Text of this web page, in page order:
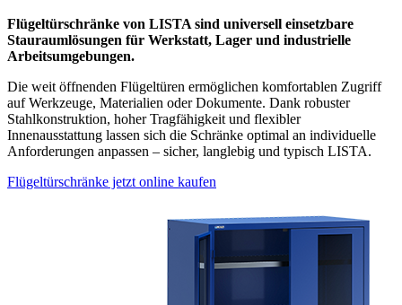
Flügeltürschränke von LISTA sind universell einsetzbare
Stauraumlösungen für Werkstatt, Lager und industrielle
Arbeitsumgebungen.
Die weit öffnenden Flügeltüren ermöglichen komfortablen Zugriff
auf Werkzeuge, Materialien oder Dokumente. Dank robuster
Stahlkonstruktion, hoher Tragfähigkeit und flexibler
Innenausstattung lassen sich die Schränke optimal an individuelle
Anforderungen anpassen – sicher, langlebig und typisch LISTA.
Flügeltürschränke jetzt online kaufen